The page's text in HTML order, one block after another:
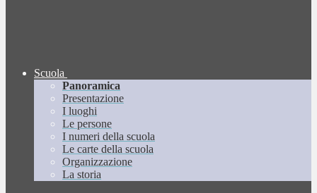
Scuola
Panoramica
Presentazione
I luoghi
Le persone
I numeri della scuola
Le carte della scuola
Organizzazione
La storia